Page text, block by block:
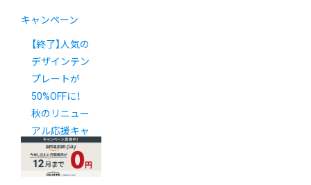
キャンペーン
【終了】人気の
デザインテン
プレートが
50%OFFに！
秋のリニュー
アル応援キャ
ンペーン